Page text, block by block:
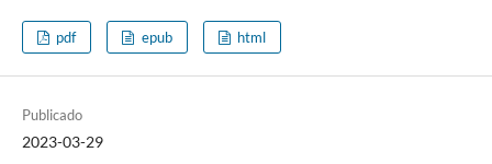
pdf epub html
Publicado
2023-03-29